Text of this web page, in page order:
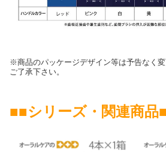
※商品のパッケージデザイン等は予告なく変
ご了承下さい。
■■シリーズ・関連商品